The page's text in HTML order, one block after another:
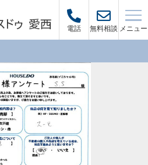
電話 無料相談 メニュー